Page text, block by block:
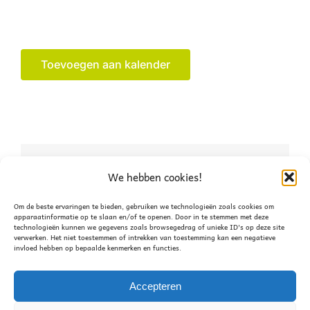
We hebben cookies!
Om de beste ervaringen te bieden, gebruiken we technologieën zoals cookies om
apparaatinformatie op te slaan en/of te openen. Door in te stemmen met deze
technologieën kunnen we gegevens zoals browsegedrag of unieke ID's op deze site
verwerken. Het niet toestemmen of intrekken van toestemming kan een negatieve
invloed hebben op bepaalde kenmerken en functies.
Accepteren
Toevoegen aan kalender
Deel dit verhaal, kies je
platform!
Facebook
X WhatsApp